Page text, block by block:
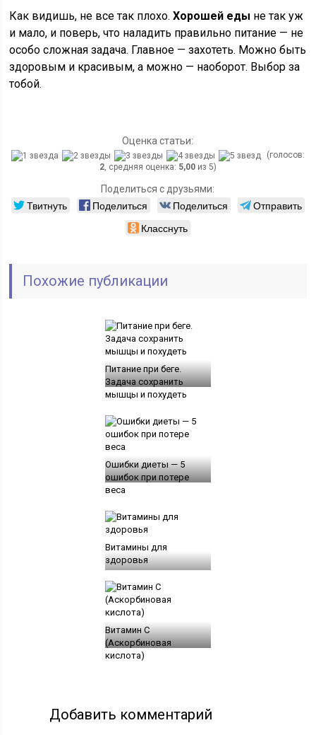
Как видишь, не все так плохо.Хорошей еды не так уж
и мало, и поверь, что наладить правильно питание — не
особо сложная задача. Главное — захотеть. Можно быть
здоровым и красивым, а можно — наоборот. Выбор за
тобой.
Оценка статьи:
(голосов:
2, средняя оценка: 5,00из 5)
Поделиться с друзьями:
Твитнуть Поделиться Поделиться
Отправить
Класснуть
Похожие публикации
Питание при беге.
Задача сохранить
мышцы и похудеть
Ошибки диеты — 5
ошибок при потере
веса
Витамины для
здоровья
Витамин С
(Аскорбиновая
кислота)
Добавить комментарий